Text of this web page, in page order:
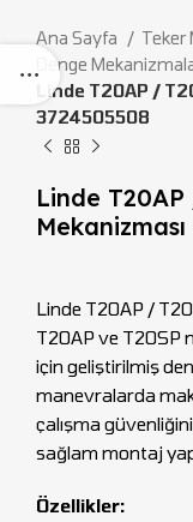
Ana Sayfa
Teker
Denge
Linde T20AP /
3724505508
Linde
Linde T20AP /
T20AP ve T20SP
için geliştirilmiş
manevralarda
çalışma
sağlam montaj
Özellikler: